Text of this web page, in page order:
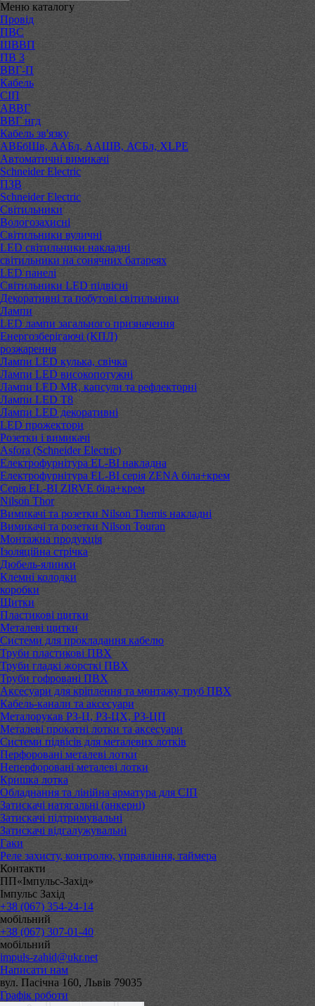
Меню каталогу
Провід
ПВС
ШВВП
ПВ 3
ВВГ-П
Кабель
СІП
АВВГ
ВВГ нгд
Кабель зв'язку
АВБбШв, ААБл, ААШВ, АСБл, XLPE
Автоматичні вимикачі
Schneider Electric
ПЗВ
Schneider Electric
Світильники
Вологозахисні
Світильники вуличні
LED світильники накладні
світильники на сонячних батареях
LED панелі
Світильники LED підвісні
Декоративні та побутові світильники
Лампи
LED лампи загального призначення
Енергозберігаючі (КПЛ)
розжарення
Лампи LED кулька, свічка
Лампи LED високопотужні
Лампи LED MR, капсули та рефлекторні
Лампи LED Т8
Лампи LED декоративні
LED прожектори
Розетки і вимикачі
Asfora (Schneider Electric)
Електрофурнітура EL-BI накладна
Електрофурнітура EL-BI серія ZENA біла+крем
Серія EL-BI ZIRVE біла+крем
Nilson Thor
Вимикачі та розетки Nilson Themis накладні
Вимикачі та розетки Nilson Touran
Монтажна продукція
Ізоляційна стрічка
Дюбель-ялинки
Клемні колодки
коробки
Щитки
Пластикові щитки
Металеві щитки
Системи для прокладання кабелю
Труби пластикові ПВХ
Труби гладкі жорсткі ПВХ
Труби гофровані ПВХ
Аксесуари для кріплення та монтажу труб ПВХ
Кабель-канали та аксесуари
Металорукав РЗ-Ц, РЗ-ЦХ, РЗ-ЦП
Металеві прокатні лотки та аксесуари
Системи підвісів для металевих лотків
Перфоровані металеві лотки
Неперфоровані металеві лотки
Кришка лотка
Обладнання та лінійна арматура для СІП
Затискачі натягальні (анкерні)
Затискачі підтримувальні
Затискачі відгалужувальні
Гаки
Реле захисту, контролю, управління, таймера
Контакти
ПП«Імпульс-Захід»
Імпульс Захід
+38 (067) 354-24-14
мобільний
+38 (067) 307-01-40
мобільний
impuls-zahid@ukr.net
Написати нам
вул. Пасічна 160, Львів 79035
Графік роботи